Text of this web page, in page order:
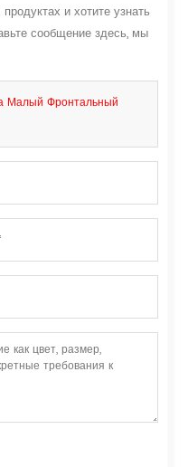
и хотите узнать
сообщение здесь, мы
Малый Фронтальный